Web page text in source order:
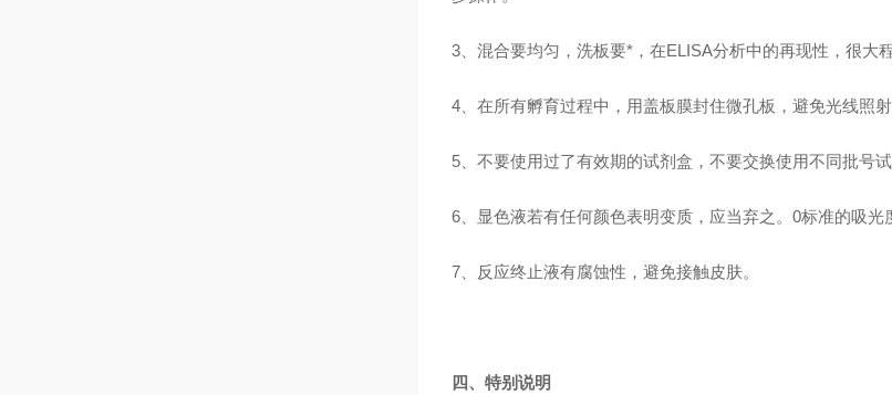
3、混合要均匀，洗板要*，在ELISA分析中的再现性，很大
4、在所有孵育过程中，用盖板膜封住微孔板，避免光线照射
5、不要使用过了有效期的试剂盒，不要交换使用不同批号试
6、显色液若有任何颜色表明变质，应当弃之。0标准的吸光
7、反应终止液有腐蚀性，避免接触皮肤。
四、特别说明